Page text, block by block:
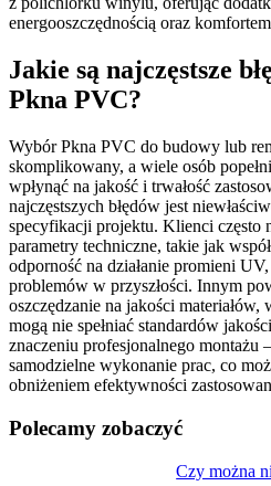
energooszczędnością oraz
Jakie są najczęstsze
Pkna PVC?
Wybór Pkna PVC do budowy lub
skomplikowany, a wiele osób
wpłynąć na jakość i trwałość
najczęstszych błędów jest
specyfikacji projektu. Klienci często
parametry techniczne, takie jak
odporność na działanie promieni
problemów w przyszłości. Innym
oszczędzanie na jakości
mogą nie spełniać standardów
znaczeniu profesjonalnego montażu
samodzielne wykonanie prac, co
obniżeniem efektywności
Polecamy zobaczyć
Czy można